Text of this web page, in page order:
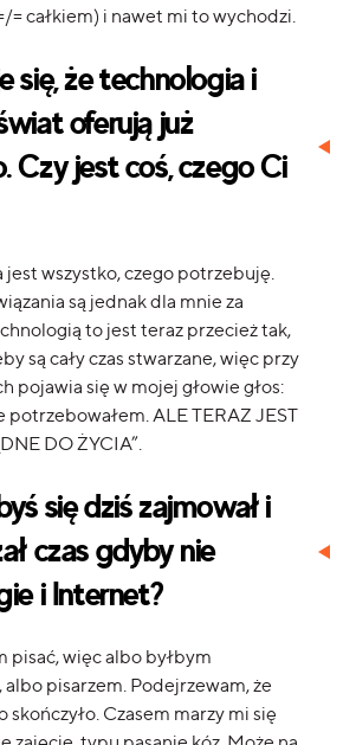
= całkiem) i nawet mi to wychodzi.
się, że technologia i
oferują już
Czy jest coś, czego Ci
wszystko, czego potrzebuję.
są jednak dla mnie za
to jest teraz przecież tak,
są cały czas stwarzane, więc przy
pojawia się w mojej głowie głos:
potrzebowałem. ALE TERAZ JEST
DO ŻYCIA”.
się dziś zajmował i
czas gdyby nie
i Internet?
pisać, więc albo byłbym
pisarzem. Podejrzewam, że
skończyło. Czasem marzy mi się